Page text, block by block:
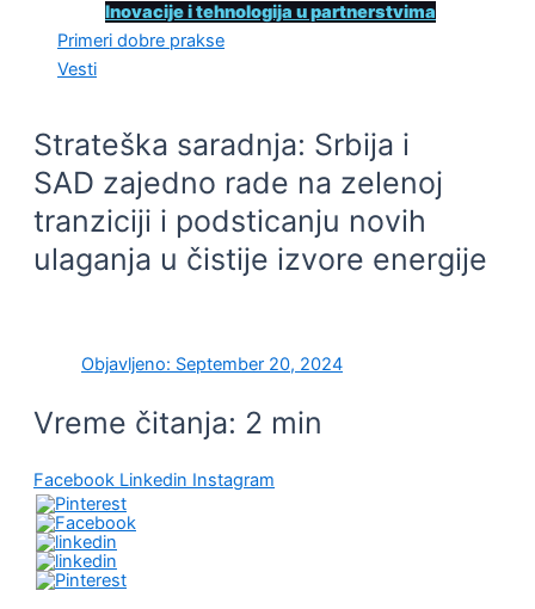
Inovacije i tehnologija u partnerstvima
Primeri dobre prakse
Vesti
Strateška saradnja: Srbija i
SAD zajedno rade na zelenoj
tranziciji i podsticanju novih
ulaganja u čistije izvore energije
Objavljeno: September 20, 2024
Vreme čitanja: 2 min
Facebook Linkedin Instagram